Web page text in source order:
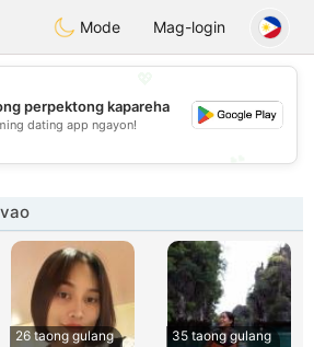
PhilippinesChat
Mode Mag-login
💕
perpektong kapareha
dating app ngayon!
26 taong gulang
35 taong gulang